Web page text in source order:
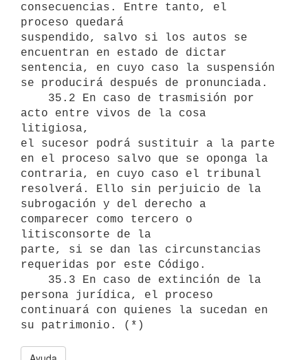
consecuencias. Entre tanto, el
proceso quedará
suspendido, salvo si los autos se
encuentran en estado de dictar
sentencia, en cuyo caso la suspensión
se producirá después de pronunciada.
acto entre vivos de la cosa
litigiosa,
el sucesor podrá sustituir a la parte
en el proceso salvo que se oponga la
contraria, en cuyo caso el tribunal
resolverá. Ello sin perjuicio de la
subrogación y del derecho a
comparecer como tercero o
litisconsorte de la
parte, si se dan las circunstancias
requeridas por este Código.
persona jurídica, el proceso
continuará con quienes la sucedan en